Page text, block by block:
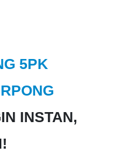
5PK
INSTAN,